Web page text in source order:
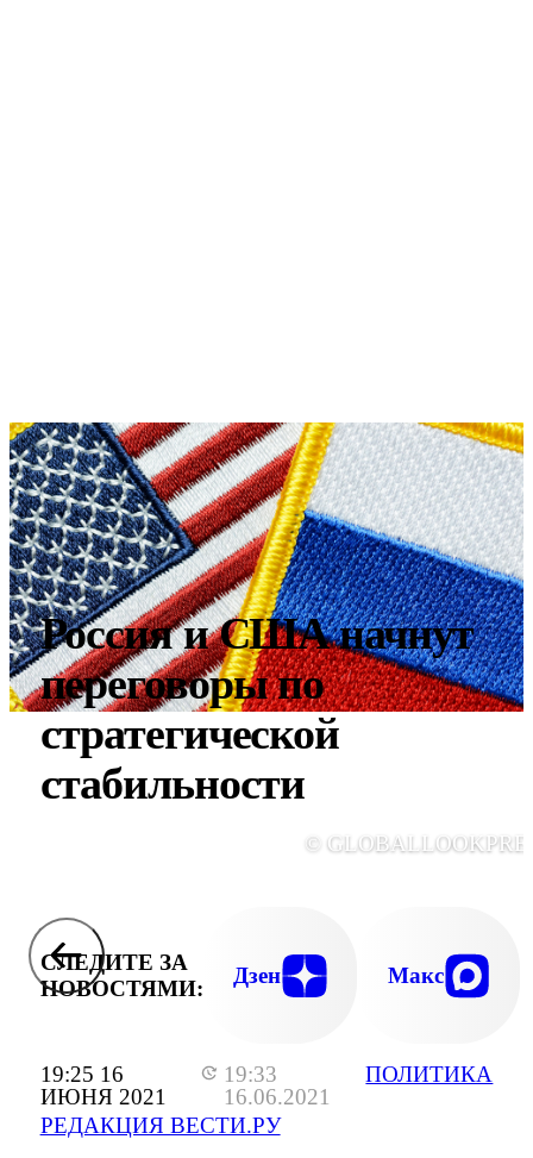
19:25 16
ИЮНЯ 2021
19:33
16.06.2021
РЕДАКЦИЯ ВЕСТИ.РУ
ПОЛИТИКА
Россия и США начнут
переговоры по
стратегической
стабильности
©
СЛЕДИТЕ ЗА
НОВОСТЯМИ:
Дзен Макс